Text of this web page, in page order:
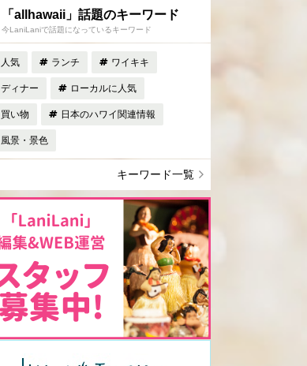
「allhawaii」話題のキーワード
今LaniLaniで話題になっているキーワード
人気 ランチ ワイキキ
ディナー ローカルに人気
買い物 日本のハワイ関連情報
風景・景色
キーワード一覧